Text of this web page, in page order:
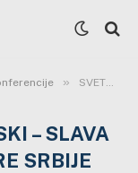
» SVETI ANTIPA PERGAMSKI – SLAVA STOMATOLOŠKE KOMORE SRBIJE
– SLAVA
SRBIJE